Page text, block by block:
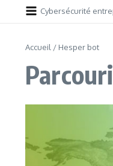
Cybersécurité
Accueil / Hesper bot